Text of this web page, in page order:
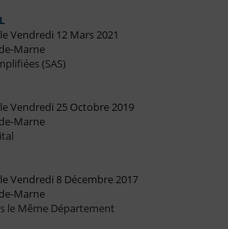
Vendredi 12 Mars 2021
Marne
(SAS)
Vendredi 25 Octobre 2019
Marne
Vendredi 8 Décembre 2017
Marne
le Même Département